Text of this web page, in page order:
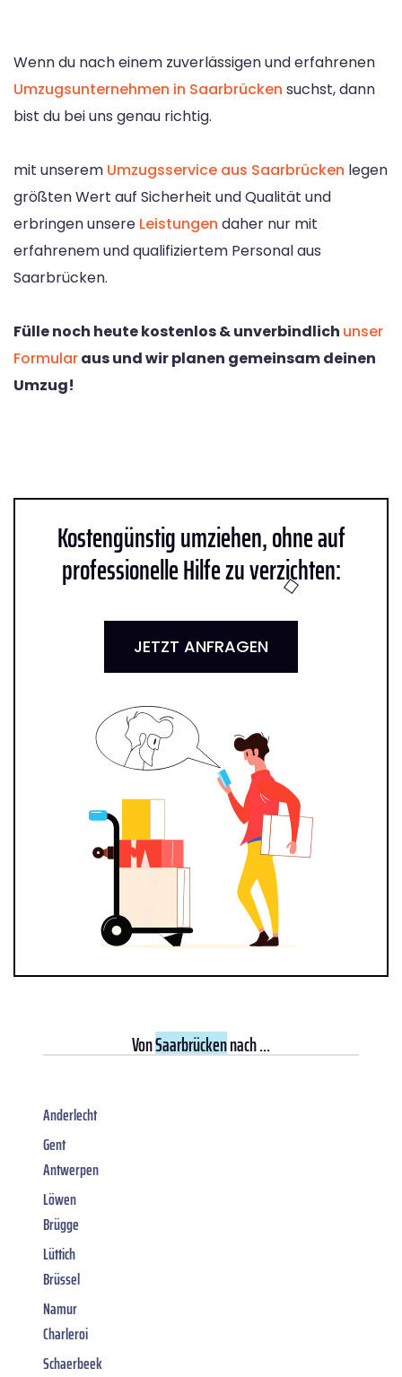
Wenn du nach einem zuverlässigen und erfahrenen
Umzugsunternehmen in Saarbrücken suchst, dann
bist du bei uns genau richtig.
mit unserem Umzugsservice aus Saarbrücken legen
größten Wert auf Sicherheit und Qualität und
erbringen unsere Leistungen daher nur mit
erfahrenem und qualifiziertem Personal aus
Saarbrücken.
Fülle noch heute kostenlos & unverbindlich unser
Formularaus und wir planen gemeinsam deinen
Umzug!
Kostengünstig umziehen, ohne auf
professionelle Hilfe zu verzichten:
JETZT ANFRAGEN
VonSaarbrückennach ...
Anderlecht
Gent
Antwerpen
Löwen
Brügge
Lüttich
Brüssel
Namur
Charleroi
Schaerbeek